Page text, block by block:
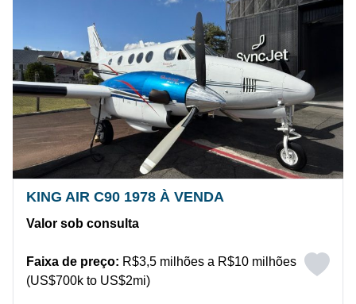
KING AIR C90 1978 À VENDA
Valor sob consulta
Faixa de preço: R$3,5 milhões a R$10 milhões
(US$700k to US$2mi)